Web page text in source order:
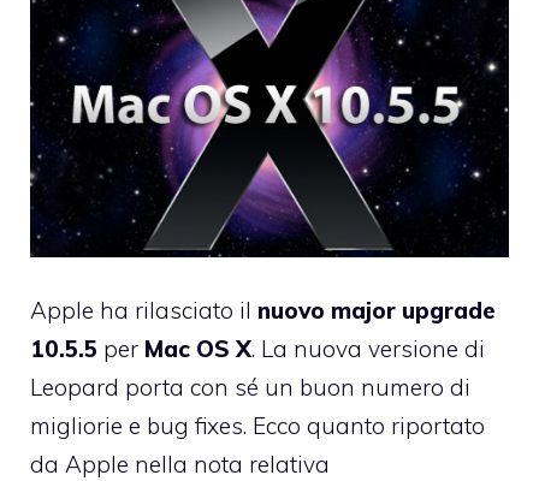
Apple ha rilasciato il nuovo major upgrade
10.5.5 per Mac OS X. La nuova versione di
Leopard porta con sé un buon numero di
migliorie e bug fixes. Ecco quanto riportato
da Apple nella nota relativa